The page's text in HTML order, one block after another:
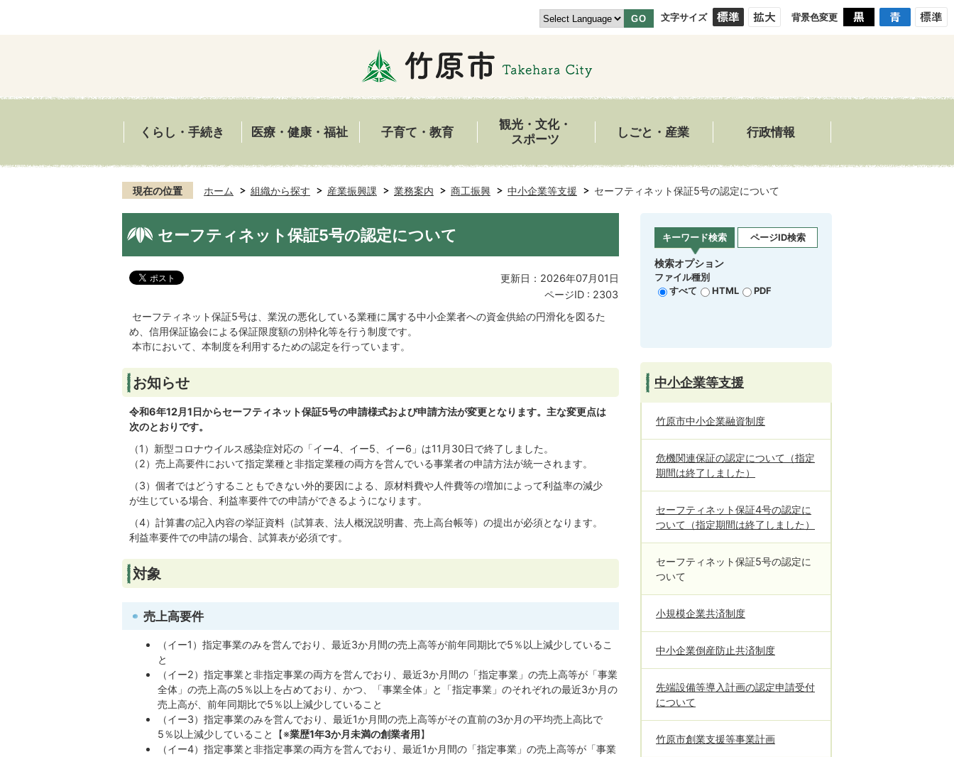
GO 文字サイズ 背景色変更
くらし・手続き 医療・健康・福祉 子育て・教育
観光・文化・
スポーツ
しごと・産業 行政情報
現在の位置 ホーム 組織から探す 産業振興課 業務案内 商工振興 中小企業等支援 セーフティネット保証5号の認定について
セーフティネット保証5号の認定について
更新日：2026年07月01日
ページID : 2303
セーフティネット保証5号は、業況の悪化している業種に属する中小企業者への資金供給の円滑化を図るた
め、信用保証協会による保証限度額の別枠化等を行う制度です。
本市において、本制度を利用するための認定を行っています。
お知らせ
令和6年12月1日からセーフティネット保証5号の申請様式および申請方法が変更となります。主な変更点は
次のとおりです。
（1）新型コロナウイルス感染症対応の「イー4、イー5、イー6」は11月30日で終了しました。
（2）売上高要件において指定業種と非指定業種の両方を営んでいる事業者の申請方法が統一されます。
（3）個者ではどうすることもできない外的要因による、原材料費や人件費等の増加によって利益率の減少
が生じている場合、利益率要件での申請ができるようになります。
（4）計算書の記入内容の挙証資料（試算表、法人概況説明書、売上高台帳等）の提出が必須となります。
利益率要件での申請の場合、試算表が必須です。
対象
売上高要件
（イー1）指定事業のみを営んでおり、最近3か月間の売上高等が前年同期比で5％以上減少しているこ
と
（イー2）指定事業と非指定事業の両方を営んでおり、最近3か月間の「指定事業」の売上高等が「事業
全体」の売上高の5％以上を占めており、かつ、「事業全体」と「指定事業」のそれぞれの最近3か月の
売上高が、前年同期比で5％以上減少していること
（イー3）指定事業のみを営んでおり、最近1か月間の売上高等がその直前の3か月の平均売上高比で
5％以上減少していること【※業歴1年3か月未満の創業者用】
（イー4）指定事業と非指定事業の両方を営んでおり、最近1か月間の「指定事業」の売上高等が「事業
キーワード検索 ページID検索
検索オプション
ファイル種別
すべて
HTML PDF
中小企業等支援
竹原市中小企業融資制度
危機関連保証の認定について（指定
期間は終了しました）
セーフティネット保証4号の認定に
ついて（指定期間は終了しました）
セーフティネット保証5号の認定に
ついて
小規模企業共済制度
中小企業倒産防止共済制度
先端設備等導入計画の認定申請受付
について
竹原市創業支援等事業計画